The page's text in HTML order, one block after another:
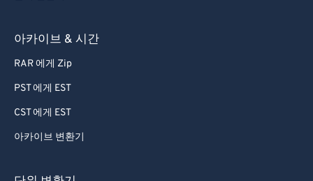
아카이브 & 시간
RAR 에게 Zip
PST 에게 EST
CST 에게 EST
아카이브 변환기